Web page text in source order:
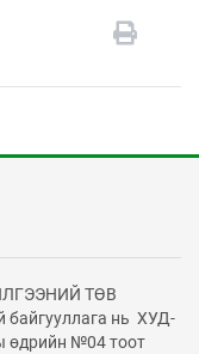
ТӨВ
нь ХУД-
өдрийн №04 тоот